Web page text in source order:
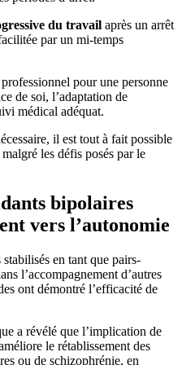
du travail après un arrêt
par un mi-temps
pour une personne
de soi, l’adaptation de
médical adéquat.
il est tout à fait possible
les défis posés par le
bipolaires
vers l’autonomie
en tant que pairs-
l’accompagnement d’autres
ont démontré l’efficacité de
a révélé que l’implication de
le rétablissement des
ou de schizophrénie, en